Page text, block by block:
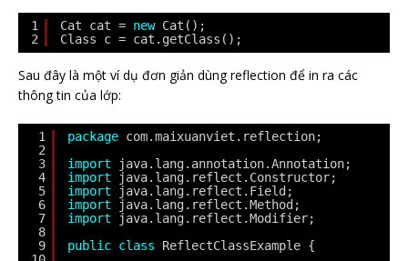
1
2
Cat cat = new Cat();
Class c = cat.getClass();
Sau đây là một ví dụ đơn giản dùng reflection để in ra các
thông tin của lớp:
1
2
3
4
5
6
7
8
9
package com.maixuanviet.reflection;
import
java.lang.annotation.Annotation;
import
java.lang.reflect.Constructor;
import
java.lang.reflect.Field;
import
java.lang.reflect.Method;
import
java.lang.reflect.Modifier;
public class
ReflectClassExample {